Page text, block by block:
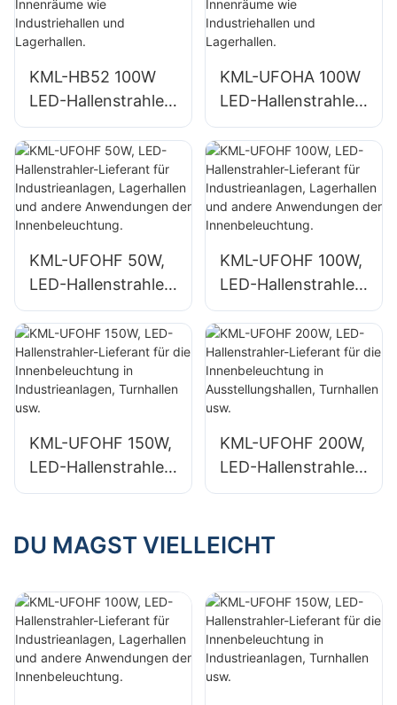
Turnhallen und
Lagerhallen.
en und Lagerhallen.
KML-HB52 100W
LED-Hallenstrahler-
Lieferant für
Innenräume wie
Industriehallen und
Lagerhallen.
KML-UFOHA 100W
LED-Hallenstrahler-
Lieferant für
Innenräume wie
Industriehallen und
Lagerhallen.
KML-UFOHF 50W,
LED-Hallenstrahler-
Lieferant für
Industrieanlagen,
Lagerhallen und
andere
Anwendungen der
KML-UFOHF 100W,
LED-Hallenstrahler-
Lieferant für
Industrieanlagen,
Lagerhallen und
andere
Anwendungen der
KML-UFOHF 150W,
LED-Hallenstrahler-
Lieferant für die
in Industrieanlagen,
KML-UFOHF 200W,
LED-Hallenstrahler-
Lieferant für die
in
Turnhallen usw.
DU MAGST VIELLEICHT